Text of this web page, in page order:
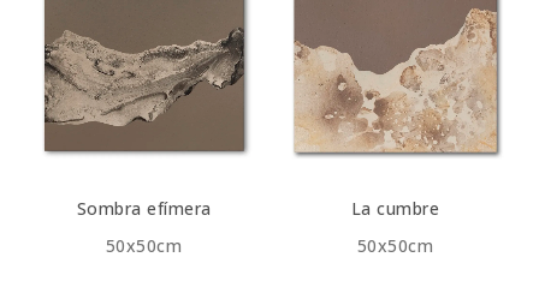
50x50cm
Sombra efímera
50x50cm
La cumbre